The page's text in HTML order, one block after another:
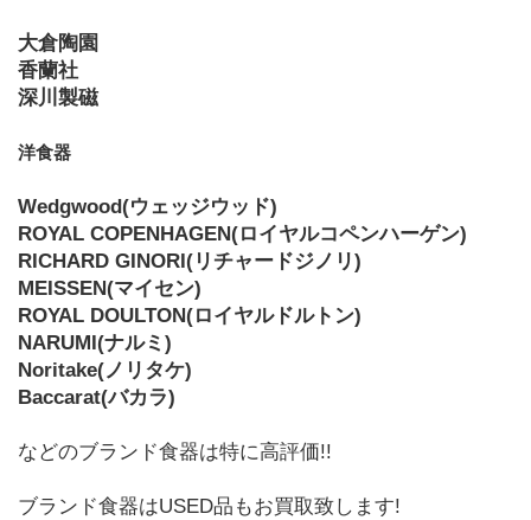
大倉陶園
香蘭社
深川製磁
洋食器
Wedgwood(ウェッジウッド)
ROYAL COPENHAGEN(ロイヤルコペンハーゲン)
RICHARD GINORI(リチャードジノリ)
MEISSEN(マイセン)
ROYAL DOULTON(ロイヤルドルトン)
NARUMI(ナルミ)
Noritake(ノリタケ)
Baccarat(バカラ)
などのブランド食器は特に高評価!!
ブランド食器はUSED品もお買取致します!